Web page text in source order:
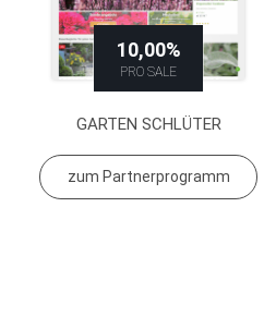
10,00%
PRO SALE
GARTEN SCHLÜTER
zum Partnerprogramm